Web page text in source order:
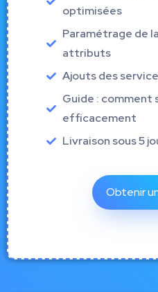
optimisées
Paramétrage de
attributs
Ajouts des
Guide : comment
efficacement
Livraison sous 5
Obtenir